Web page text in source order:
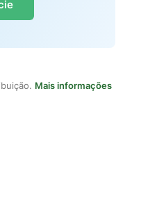
Mais informações